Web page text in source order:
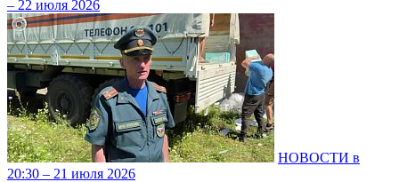
– 22 июля 2026
НОВОСТИ в
20:30 – 21 июля 2026